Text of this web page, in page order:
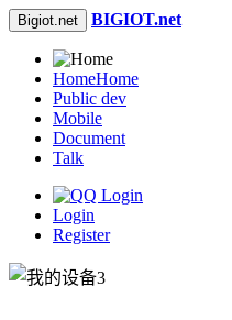
Bigiot.net BIGIOT.net
HomeHome
Public dev
Mobile
Document
Talk
Login
Register